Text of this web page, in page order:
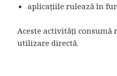
aplicațiile rulează în
Aceste activități consumă
utilizare directă.